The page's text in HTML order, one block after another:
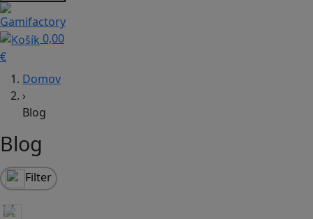
0,00
€
Domov
›
Blog
Blog
Filter